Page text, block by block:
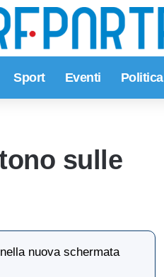
Sport Eventi Politica
sulle
nuova schermata